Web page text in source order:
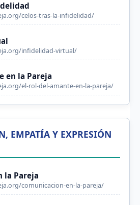
celos-tras-la-infidelidad/
infidelidad-virtual/
en la Pareja
el-rol-del-amante-en-la-pareja/
EMPATÍA Y EXPRESIÓN
la Pareja
comunicacion-en-la-pareja/